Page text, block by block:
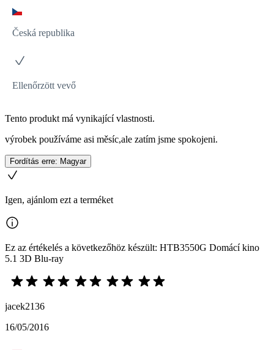
Česká republika
Ellenőrzött vevő
Tento produkt má vynikající vlastnosti.
výrobek používáme asi měsíc,ale zatím jsme spokojeni.
Fordítás erre: Magyar
Igen, ajánlom ezt a terméket
Ez az értékelés a következőhöz készült: HTB3550G Domácí kino
5.1 3D Blu-ray
jacek2136
16/05/2016